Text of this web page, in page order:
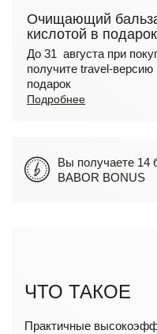
Очищающий
кислотой в подарок
До 31 августа при
получите travel-
подарок
Подробнее
Вы получаете 14
BABOR BONUS
ЧТО ТАКОЕ
Практичные